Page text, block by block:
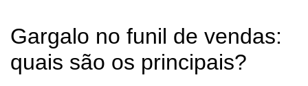
Gargalo no funil de vendas:
quais são os principais?